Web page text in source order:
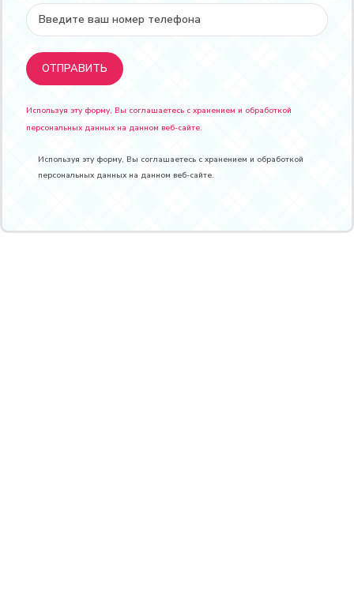
Используя эту форму, Вы соглашаетесь с хранением и обработкой
персональных данных на данном веб-сайте.
Используя эту форму, Вы соглашаетесь с хранением и обработкой
персональных данных на данном веб-сайте.